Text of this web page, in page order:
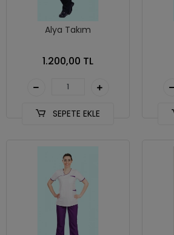
Alya Takım
1.200,00 TL
SEPETE EKLE